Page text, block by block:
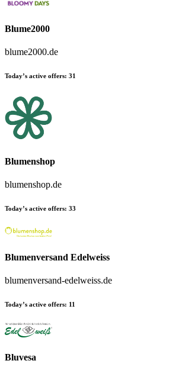
Blume2000
blume2000.de
Today’s active offers: 31
Blumenshop
blumenshop.de
Today’s active offers: 33
Blumenversand Edelweiss
blumenversand-edelweiss.de
Today’s active offers: 11
Bluvesa